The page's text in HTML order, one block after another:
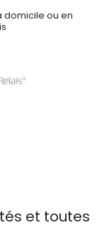
domicile ou en
et toutes